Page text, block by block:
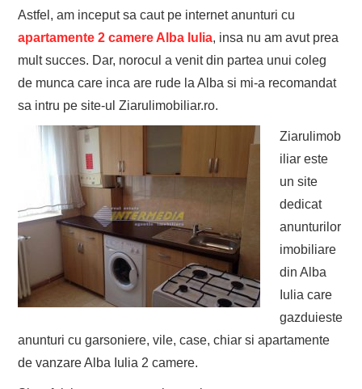
Astfel, am inceput sa caut pe internet anunturi cu
apartamente 2 camere Alba Iulia, insa nu am avut prea
mult succes. Dar, norocul a venit din partea unui coleg
de munca care inca are rude la Alba si mi-a recomandat
sa intru pe site-ul Ziarulimobiliar.ro.
Ziarulimob
iliar este
un site
dedicat
anunturilor
imobiliare
din Alba
Iulia care
gazduieste
anunturi cu garsoniere, vile, case, chiar si apartamente
de vanzare Alba Iulia 2 camere.